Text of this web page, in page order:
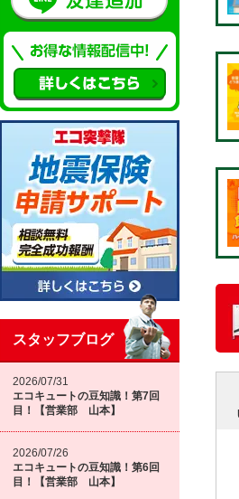
スタッフブログ
2026/07/31
エコキュートの豆知識！第7回
目！【営業部 山本】
2026/07/26
エコキュートの豆知識！第6回
目！【営業部 山本】